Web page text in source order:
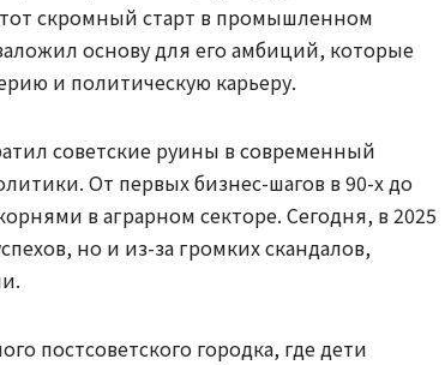
скромный старт в промышленном
основу для его амбиций, которые
и политическую карьеру.
советские руины в современный
От первых бизнес-шагов в 90-х до
в аграрном секторе. Сегодня, в 2025
но и из-за громких скандалов,
постсоветского городка, где дети